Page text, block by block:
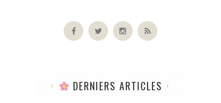
DERNIERS ARTICLES